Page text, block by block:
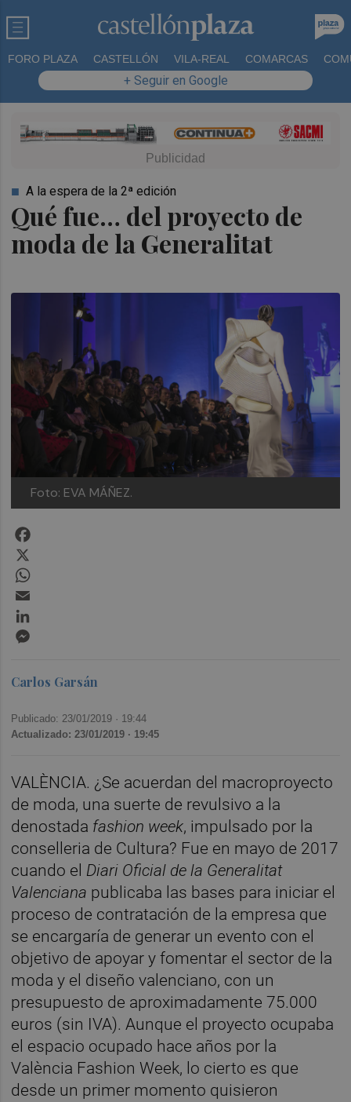
FORO PLAZA CASTELLÓN VILA-REAL COMARCAS
+ Seguir en Google
Qué fue… del proyecto de
moda de la Generalitat
A la espera de la 2ª edición
Foto: EVA MÁÑEZ.
Carlos Garsán
Publicado: 23/01/2019 · 19:44
Actualizado: 23/01/2019 · 19:45
VALÈNCIA. ¿Se acuerdan del macroproyecto
de moda, una suerte de revulsivo a la
denostada fashion week, impulsado por la
conselleria de Cultura? Fue en mayo de 2017
cuando el Diari Oficial de la Generalitat
Valenciana publicaba las bases para iniciar el
proceso de contratación de la empresa que
se encargaría de generar un evento con el
objetivo de apoyar y fomentar el sector de la
moda y el diseño valenciano, con un
presupuesto de aproximadamente 75.000
euros (sin IVA). Aunque el proyecto ocupaba
el espacio ocupado hace años por la
València Fashion Week, lo cierto es que
desde un primer momento quisieron